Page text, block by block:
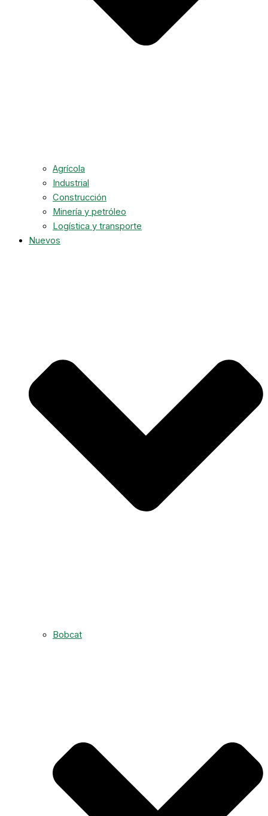
Agrícola
Industrial
Construcción
Minería y petróleo
Logística y transporte
Nuevos
Bobcat